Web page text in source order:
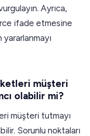
Ayrıca,
ifade etmesine
yararlanmayı
müşteri
olabilir mi?
müşteri tutmayı
Sorunlu noktaları